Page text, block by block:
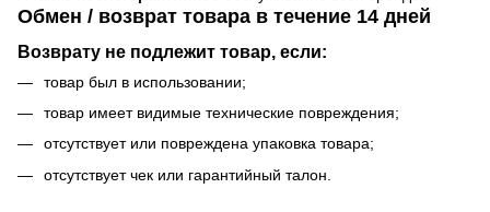
Обмен / возврат товара в течение 14 дней
Возврату не подлежит товар, если:
товар был в использовании;
товар имеет видимые технические повреждения;
отсутствует или повреждена упаковка товара;
отсутствует чек или гарантийный талон.